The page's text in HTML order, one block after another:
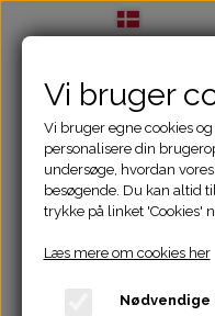
Vi bruger
Vi bruger egne cookies
personalisere din
undersøge, hvordan
besøgende. Du kan altid
trykke på linket 'Cookies'
Læs mere om cookies her
Nødvendige